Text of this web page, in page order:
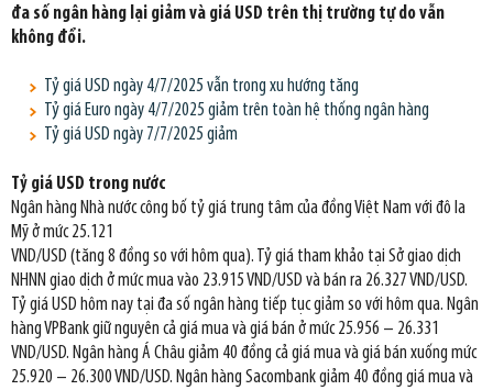
đa số ngân hàng lại giảm và giá USD trên thị trường tự do vẫn
không đổi.
Tỷ giá USD ngày 4/7/2025 vẫn trong xu hướng tăng
Tỷ giá Euro ngày 4/7/2025 giảm trên toàn hệ thống ngân hàng
Tỷ giá USD ngày 7/7/2025 giảm
Tỷ giá USD trong nước
Ngân hàng Nhà nước công bố tỷ giá trung tâm của đồng Việt Nam với đô la
Mỹ ở mức 25.121
VND/USD (tăng 8 đồng so với hôm qua). Tỷ giá tham khảo tại Sở giao dịch
NHNN giao dịch ở mức mua vào 23.915 VND/USD và bán ra 26.327 VND/USD.
Tỷ giá USD hôm nay tại đa số ngân hàng tiếp tục giảm so với hôm qua. Ngân
hàng VPBank giữ nguyên cả giá mua và giá bán ở mức 25.956 – 26.331
VND/USD. Ngân hàng Á Châu giảm 40 đồng cả giá mua và giá bán xuống mức
25.920 – 26.300 VND/USD. Ngân hàng Sacombank giảm 40 đồng giá mua và